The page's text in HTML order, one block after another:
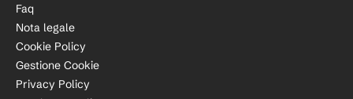
Faq
Nota legale
Cookie Policy
Gestione Cookie
Privacy Policy